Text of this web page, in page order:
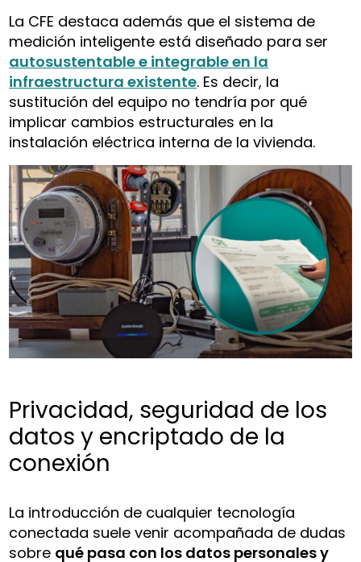
La CFE destaca además que el sistema de
medición inteligente está diseñado para ser
autosustentable e integrable en la
infraestructura existente. Es decir, la
sustitución del equipo no tendría por qué
implicar cambios estructurales en la
instalación eléctrica interna de la vivienda.
Privacidad, seguridad de los
datos y encriptado de la
conexión
La introducción de cualquier tecnología
conectada suele venir acompañada de dudas
sobre qué pasa con los datos personales y